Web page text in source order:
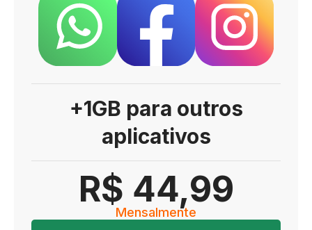
+1GB para outros
aplicativos
R$ 44,99
Mensalmente